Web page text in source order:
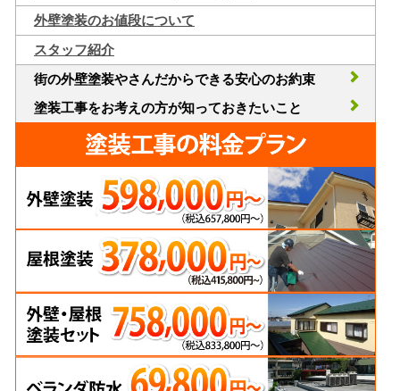
外壁塗装のお値段について
スタッフ紹介
街の外壁塗装やさんだからできる安心のお約束
塗装工事をお考えの方が知っておきたいこと